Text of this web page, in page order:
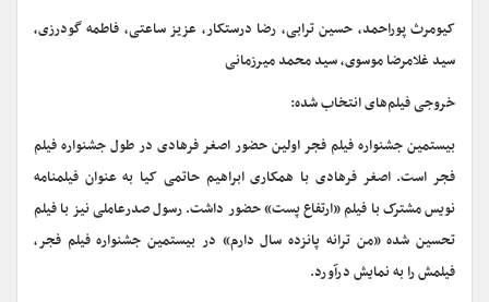
کیومرث پوراحمد، حسین ترابی، رضا درستکار، عزیز ساعتی، فاطمه گودرزی،
سید غلامرضا موسوی، سید محمد میرزمانی
خروجی فیلم‌های انتخاب شده:
بیستمین جشنواره فیلم فجر اولین حضور اصغر فرهادی در طول جشنواره فیلم
فجر است. اصغر فرهادی با همکاری ابراهیم حاتمی کیا به عنوان فیلمنامه
نویس مشترک با فیلم «ارتفاع پست» حضور داشت. رسول صدرعاملی نیز با فیلم
تحسین شده «من ترانه پانزده سال دارم» در بیستمین جشنواره فیلم فجر،
فیلمش را به نمایش درآورد.